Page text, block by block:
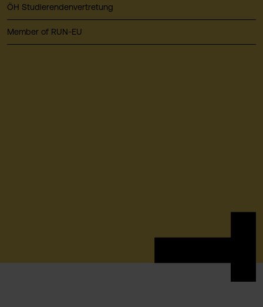
ÖH Studierendenvertretung
Member of RUN-EU